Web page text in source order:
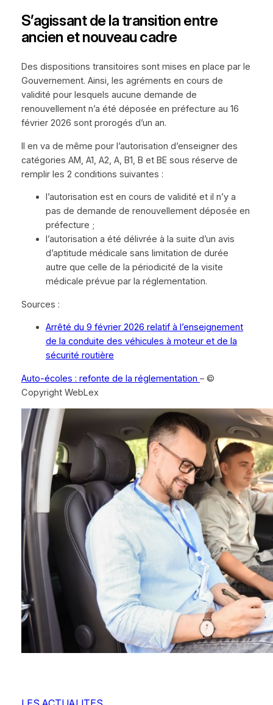
S’agissant de la transition entre
ancien et nouveau cadre
Des dispositions transitoires sont mises en place par le
Gouvernement. Ainsi, les agréments en cours de
validité pour lesquels aucune demande de
renouvellement n’a été déposée en préfecture au 16
février 2026 sont prorogés d’un an.
Il en va de même pour l’autorisation d’enseigner des
catégories AM, A1, A2, A, B1, B et BE sous réserve de
remplir les 2 conditions suivantes :
l’autorisation est en cours de validité et il n’y a
pas de demande de renouvellement déposée en
préfecture ;
l’autorisation a été délivrée à la suite d’un avis
d’aptitude médicale sans limitation de durée
autre que celle de la périodicité de la visite
médicale prévue par la réglementation.
Sources :
Arrêté du 9 février 2026 relatif à l’enseignement
de la conduite des véhicules à moteur et de la
sécurité routière
Auto-écoles : refonte de la réglementation – ©
Copyright WebLex